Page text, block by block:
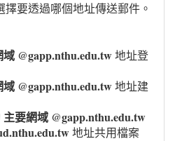
擇要透過哪個地址傳送郵件。
@gapp.nthu.edu.tw地址登
@gapp.nthu.edu.tw地址建
主要網域 @gapp.nthu.edu.tw
地址共用檔案